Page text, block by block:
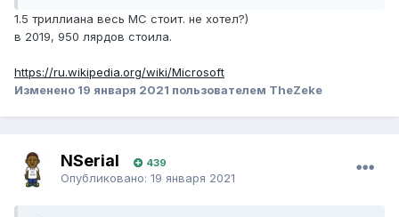
1.5 триллиана весь МС стоит. не хотел?)
в 2019, 950 лярдов стоила.
https://ru.wikipedia.org/wiki/Microsoft
Изменено 19 января 2021 пользователем TheZeke
NSerial 439
Опубликовано: 19 января 2021